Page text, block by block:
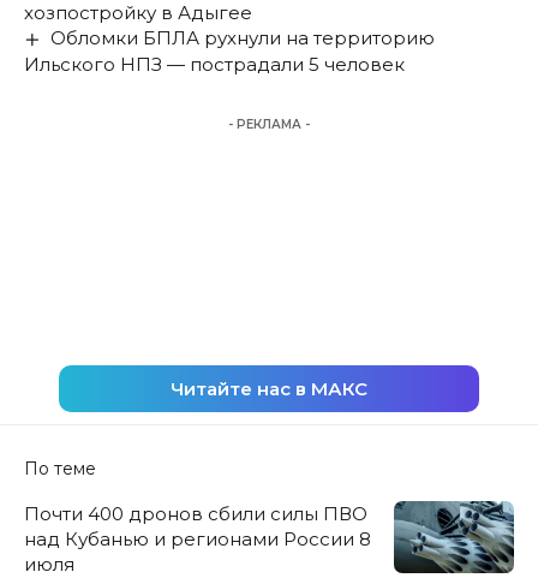
хозпостройку в Адыгее
Обломки БПЛА рухнули на территорию
Ильского НПЗ — пострадали 5 человек
- РЕКЛАМА -
Читайте нас в МАКС
По теме
Почти 400 дронов сбили силы ПВО
над Кубанью и регионами России 8
июля